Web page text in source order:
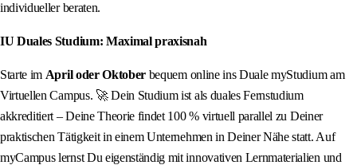
individueller beraten.
IU Duales Studium: Maximal praxisnah
Starte im April oder Oktober bequem online ins Duale myStudium am
Virtuellen Campus. 🚀 Dein Studium ist als duales Fernstudium
akkreditiert – Deine Theorie findet 100 % virtuell parallel zu Deiner
praktischen Tätigkeit in einem Unternehmen in Deiner Nähe statt. Auf
myCampus lernst Du eigenständig mit innovativen Lernmaterialien und